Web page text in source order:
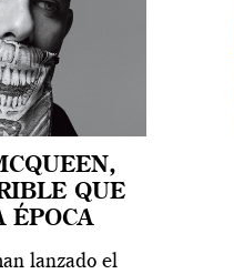
QUE
ÉPOCA
lanzado el